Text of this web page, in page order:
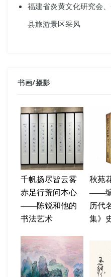
福建省炎黄文化研究会
县旅游景区采风
书画/摄影
千帆扬尽皆云雾
赤足行荒问本心
——陈锐和他的
书法艺术
秋苑
——编
历代
集》